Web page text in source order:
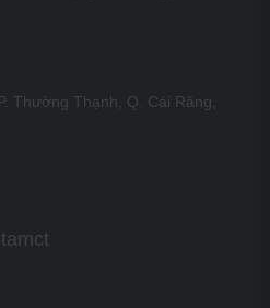
Thường Thạnh, Q. Cái Răng,